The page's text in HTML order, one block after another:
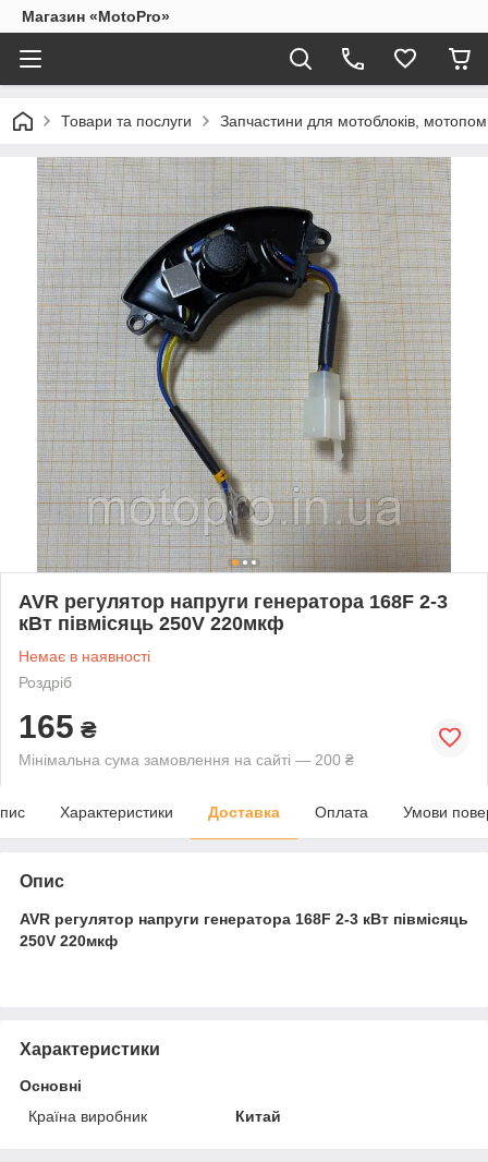
Магазин «MotoPro»
Товари та послуги Запчастини для мотоблоків,
AVR регулятор напруги генератора 168F 2-3
кВт півмісяць 250V 220мкф
Немає в наявності
Роздріб
165 ₴
Мінімальна сума замовлення на сайті — 200 ₴
Характеристики Доставка Оплата Умови
Опис
AVR регулятор напруги генератора 168F 2-3 кВт півмісяць
250V 220мкф
Характеристики
Основні
Країна виробник
Китай